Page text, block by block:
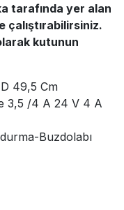
tarafında yer alan
çalıştırabilirsiniz.
kutunun
49,5 Cm
3,5 /4 A 24 V 4 A
Buzdolabı